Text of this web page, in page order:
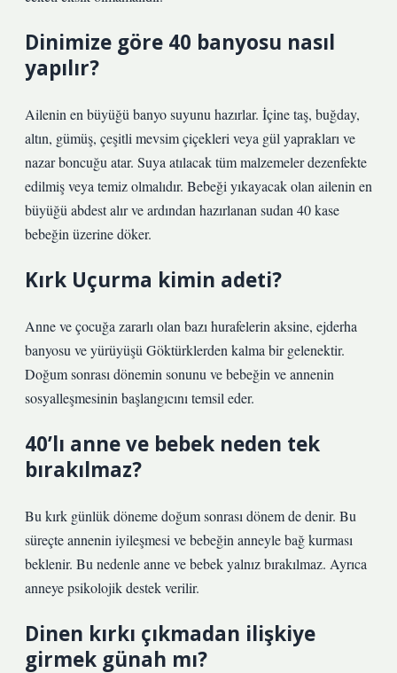
Dinimize göre 40 banyosu nasıl
yapılır?
Ailenin en büyüğü banyo suyunu hazırlar. İçine taş, buğday,
altın, gümüş, çeşitli mevsim çiçekleri veya gül yaprakları ve
nazar boncuğu atar. Suya atılacak tüm malzemeler dezenfekte
edilmiş veya temiz olmalıdır. Bebeği yıkayacak olan ailenin en
büyüğü abdest alır ve ardından hazırlanan sudan 40 kase
bebeğin üzerine döker.
Kırk Uçurma kimin adeti?
Anne ve çocuğa zararlı olan bazı hurafelerin aksine, ejderha
banyosu ve yürüyüşü Göktürklerden kalma bir gelenektir.
Doğum sonrası dönemin sonunu ve bebeğin ve annenin
sosyalleşmesinin başlangıcını temsil eder.
40’lı anne ve bebek neden tek
bırakılmaz?
Bu kırk günlük döneme doğum sonrası dönem de denir. Bu
süreçte annenin iyileşmesi ve bebeğin anneyle bağ kurması
beklenir. Bu nedenle anne ve bebek yalnız bırakılmaz. Ayrıca
anneye psikolojik destek verilir.
Dinen kırkı çıkmadan ilişkiye
girmek günah mı?